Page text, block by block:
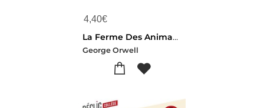
4,40€
La Ferme Des Animaux
George Orwell